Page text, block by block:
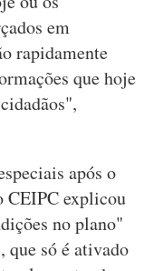
em
rapidamente
que hoje
após o
CEIPC explicou
no plano"
que só é ativado